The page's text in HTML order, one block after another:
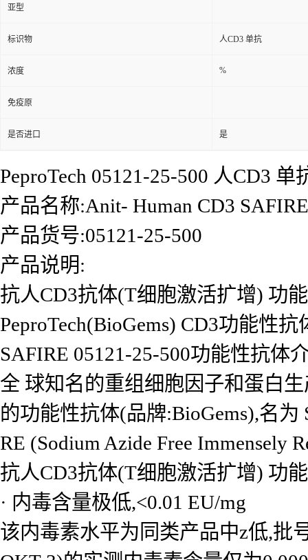
亚型
标识物 人CD3 单抗
浓度 %
免疫原
是否进口 是
PeproTech 05121-25-500 人CD3 单
产品名称:Anit- Human CD3
产品货号:05121-25-500
产品说明:
抗人CD3抗体(T细胞激活扩增) 功
PeproTech(BioGems) CD3功能性
SAFIRE 05121-25-500功能性抗体
全 球知名的重组细胞因子和蛋白
的功能性抗体(品牌:BioGems),名为
RE (Sodium Azide Free Immensely
抗人CD3抗体(T细胞激活扩增) 功
· 内毒含量极低,<0.01 EU/mg
该内毒素水平为同类产品中z低,批